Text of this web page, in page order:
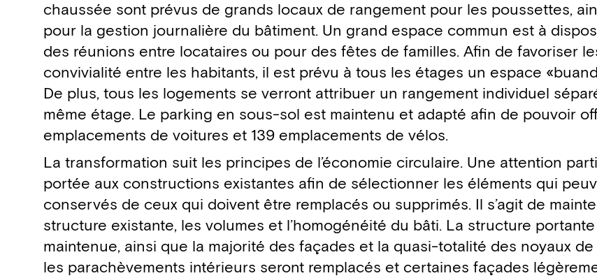
chaussée sont prévus de grands locaux de rangement pour les poussettes,
pour la gestion journalière du bâtiment. Un grand espace commun est à
des réunions entre locataires ou pour des fêtes de familles. Afin de favoriser
convivialité entre les habitants, il est prévu à tous les étages un espace
De plus, tous les logements se verront attribuer un rangement individuel
même étage. Le parking en sous-sol est maintenu et adapté afin de pouvoir
emplacements de voitures et 139 emplacements de vélos.
La transformation suit les principes de l’économie circulaire. Une attention
portée aux constructions existantes afin de sélectionner les éléments qui
conservés de ceux qui doivent être remplacés ou supprimés. Il s’agit de
structure existante, les volumes et l’homogénéité du bâti. La structure
maintenue, ainsi que la majorité des façades et la quasi-totalité des noyaux
les parachèvements intérieurs seront remplacés et certaines façades